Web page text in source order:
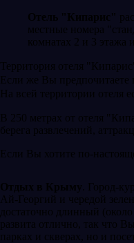
Отель "Кипарис"
местные номера
комнатах 2 и 3 этажа
Территория отеля
Если же Вы предпочитаете
На всей территории отеля
В 250 метрах от отеля
берега развлечений,
Если Вы хотите по-
Отдых в Крыму . Город-
Ай-Георгий и чередой
достаточно длинный
развита отлично, так что
парках и скверах, но и